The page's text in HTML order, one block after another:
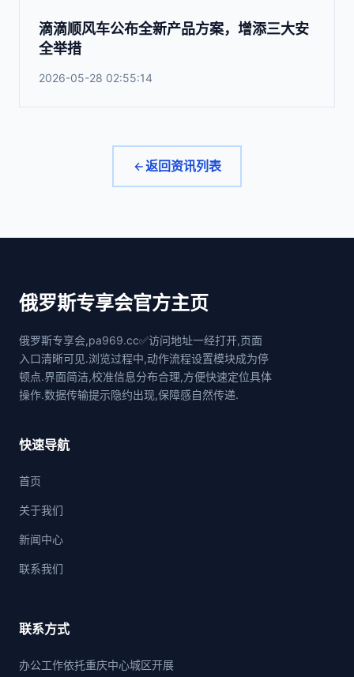
滴滴顺风车公布全新产品方案，增添三大安
全举措
2026-05-28 02:55:14
返回资讯列表
俄罗斯专享会官方主页
俄罗斯专享会,pa969.cc✅访问地址一经打开,页面
入口清晰可见.浏览过程中,动作流程设置模块成为停
顿点.界面简洁,校准信息分布合理,方便快速定位具体
操作.数据传输提示隐约出现,保障感自然传递.
快速导航
首页
关于我们
新闻中心
联系我们
联系方式
办公工作依托重庆中心城区开展